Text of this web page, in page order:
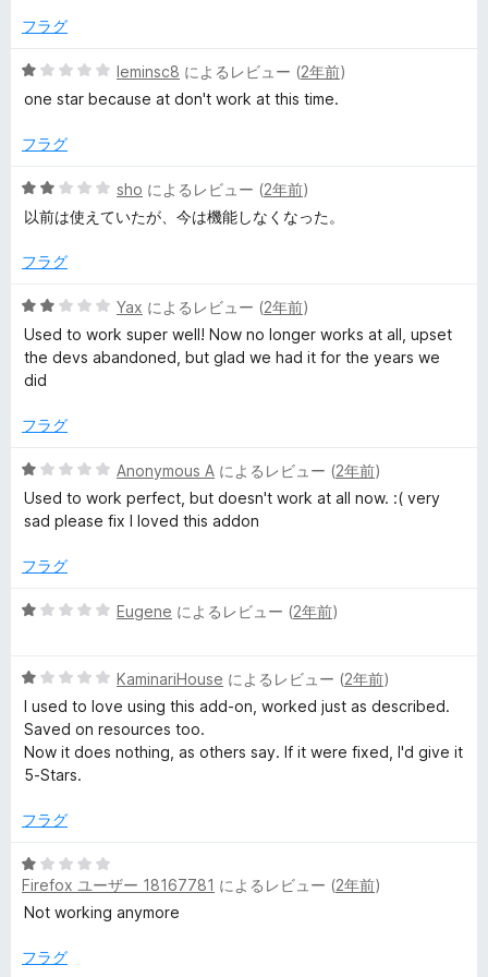
1
評
価
フラグ
5
段
中
の
評
価
leminsc8 によるレビュー (2年前)
one star because at don't work at this time.
フラグ
5
段
中
の
評
価
sho によるレビュー (2年前)
以前は使えていたが、今は機能しなくなった。
フラグ
5
段
階
中
の
価
Yax によるレビュー (2年前)
Used to work super well! Now no longer works at all, upset
the devs abandoned, but glad we had it for the years we
did
フラグ
5
段
階
1
評
Anonymous A によるレビュー (2年前)
Used to work perfect, but doesn't work at all now. :( very
sad please fix I loved this addon
フラグ
5
中
1
の
評
価
Eugene によるレビュー (2年前)
5
段
階
中
1
評
KaminariHouse によるレビュー (2年前)
I used to love using this add-on, worked just as described.
Saved on resources too.
Now it does nothing, as others say. If it were fixed, I'd give it
5-Stars.
フラグ
5
段
階
1
Firefox ユーザー 18167781 によるレビュー (2年前)
Not working anymore
フラグ